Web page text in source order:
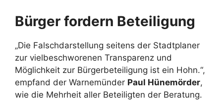
Bürger fordern Beteiligung
„Die Falschdarstellung seitens der Stadtplaner
zur vielbeschworenen Transparenz und
Möglichkeit zur Bürgerbeteiligung ist ein Hohn.“,
empfand der Warnemünder Paul Hünemörder,
wie die Mehrheit aller Beteiligten der Beratung.